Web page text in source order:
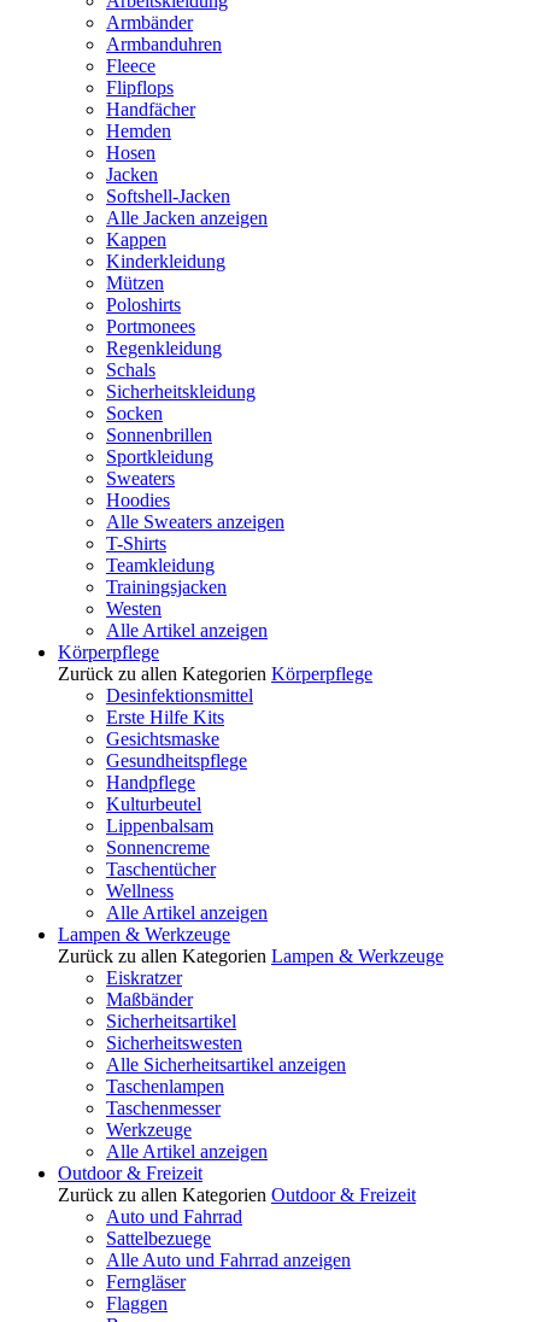
Armbänder
Armbanduhren
Fleece
Flipflops
Handfächer
Hemden
Hosen
Jacken
Softshell-Jacken
Alle Jacken anzeigen
Kappen
Kinderkleidung
Mützen
Poloshirts
Portmonees
Regenkleidung
Schals
Sicherheitskleidung
Socken
Sonnenbrillen
Sportkleidung
Sweaters
Hoodies
Alle Sweaters anzeigen
T-Shirts
Teamkleidung
Trainingsjacken
Westen
Alle Artikel anzeigen
Körperpflege
Zurück zu allen Kategorien Körperpflege
Desinfektionsmittel
Erste Hilfe Kits
Gesichtsmaske
Gesundheitspflege
Handpflege
Kulturbeutel
Lippenbalsam
Sonnencreme
Taschentücher
Wellness
Alle Artikel anzeigen
Lampen & Werkzeuge
Zurück zu allen Kategorien Lampen & Werkzeuge
Eiskratzer
Maßbänder
Sicherheitsartikel
Sicherheitswesten
Alle Sicherheitsartikel anzeigen
Taschenlampen
Taschenmesser
Werkzeuge
Alle Artikel anzeigen
Outdoor & Freizeit
Zurück zu allen Kategorien Outdoor & Freizeit
Auto und Fahrrad
Sattelbezuege
Alle Auto und Fahrrad anzeigen
Ferngläser
Flaggen